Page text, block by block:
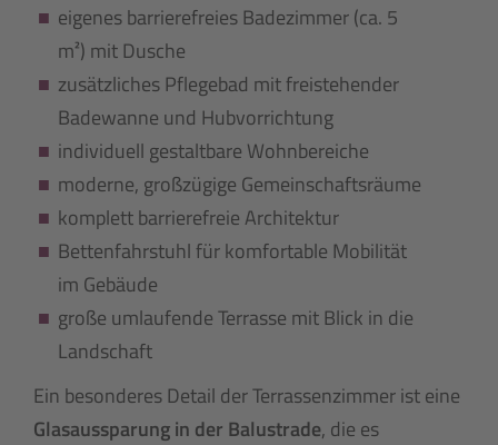
eigenes barrierefreies Badezimmer (ca. 5
m²) mit Dusche
zusätzliches Pflegebad mit freistehender
Badewanne und Hubvorrichtung
individuell gestaltbare Wohnbereiche
moderne, großzügige Gemeinschaftsräume
komplett barrierefreie Architektur
Bettenfahrstuhl für komfortable Mobilität
im Gebäude
große umlaufende Terrasse mit Blick in die
Landschaft
Ein besonderes Detail der Terrassenzimmer ist eine
Glasaussparung in der Balustrade, die es